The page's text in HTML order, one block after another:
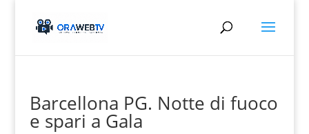
Barcellona PG. Notte di fuoco
e spari a Gala